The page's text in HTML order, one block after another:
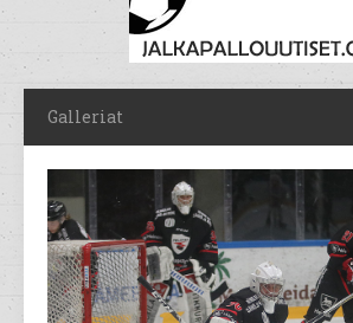
Galleriat